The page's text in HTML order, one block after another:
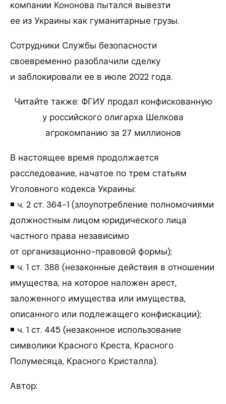
компании Кононова пытался вывезти
ее из Украины как гуманитарные грузы.
Сотрудники Службы безопасности
своевременно разоблачили сделку
и заблокировали ее в июле 2022 года.
Читайте также: ФГИУ продал конфискованную
у российского олигарха Шелкова
агрокомпанию за 27 миллионов
В настоящее время продолжается
расследование, начатое по трем статьям
Уголовного кодекса Украины:
◾ ч. 2 ст. 364−1 (злоупотребление полномочиями
должностным лицом юридического лица
частного права независимо
от организационно-правовой формы);
◾ ч. 1 ст. 388 (незаконные действия в отношении
имущества, на которое наложен арест,
заложенного имущества или имущества,
описанного или подлежащего конфискации);
◾ ч. 1 ст. 445 (незаконное использование
символики Красного Креста, Красного
Полумесяца, Красного Кристалла).
Автор: